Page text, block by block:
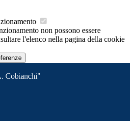
non possono essere
l'elenco nella pagina della cookie
Cobianchi"